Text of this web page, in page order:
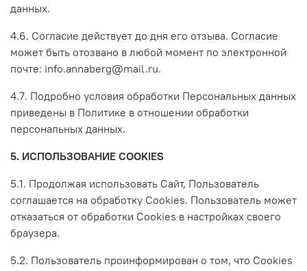
данных.
4.6. Согласие действует до дня его отзыва. Согласие
может быть отозвано в любой момент по электронной
почте: info.annaberg@mail.ru.
4.7. Подробно условия обработки Персональных данных
приведены в Политике в отношении обработки
персональных данных.
5. ИСПОЛЬЗОВАНИЕ COOKIES
5.1. Продолжая использовать Сайт, Пользователь
соглашается на обработку Cookies. Пользователь может
отказаться от обработки Cookies в настройках своего
браузера.
5.2. Пользователь проинформирован о том, что Сookies